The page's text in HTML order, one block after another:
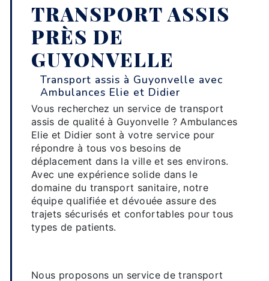
TRANSPORT ASSIS
PRÈS DE
GUYONVELLE
Transport assis à Guyonvelle avec
Ambulances Elie et Didier
Vous recherchez un service de transport
assis de qualité à Guyonvelle ? Ambulances
Elie et Didier sont à votre service pour
répondre à tous vos besoins de
déplacement dans la ville et ses environs.
Avec une expérience solide dans le
domaine du transport sanitaire, notre
équipe qualifiée et dévouée assure des
trajets sécurisés et confortables pour tous
types de patients.
Nous proposons un service de transport